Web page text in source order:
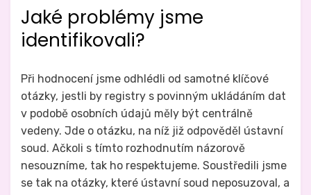
Jaké problémy jsme
identifikovali?
Při hodnocení jsme odhlédli od samotné klíčové
otázky, jestli by registry s povinným ukládáním dat
v podobě osobních údajů měly být centrálně
vedeny. Jde o otázku, na níž již odpověděl ústavní
soud. Ačkoli s tímto rozhodnutím názorově
nesouzníme, tak ho respektujeme. Soustředili jsme
se tak na otázky, které ústavní soud neposuzoval, a